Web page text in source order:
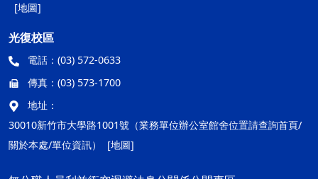
[地圖]
光復校區
電話： (03) 572-0633
傳真： (03) 573-1700
地址：
30010新竹市大學路1001號（業務單位辦公室館舍位置請查詢首頁/
關於本處/單位資訊）
[地圖]